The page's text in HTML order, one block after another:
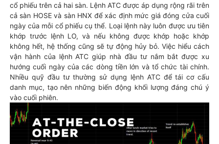
cổ phiếu trên cả hai sàn. Lệnh ATC được áp dụng rộng rãi trên
cả sàn HOSE và sàn HNX để xác định mức giá đóng cửa cuối
ngày của mỗi cổ phiếu cụ thể. Loại lệnh này luôn được ưu tiên
khớp trước lệnh LO, và nếu không được khớp hoặc khớp
không hết, hệ thống cũng sẽ tự động hủy bỏ. Việc hiểu cách
vận hành của lệnh ATC giúp nhà đầu tư nắm bắt được xu
hướng cuối ngày của các dòng tiền lớn và tổ chức tài chính.
Nhiều quỹ đầu tư thường sử dụng lệnh ATC để tái cơ cấu
danh mục, tạo nên những biến động khối lượng đáng chú ý
vào cuối phiên.